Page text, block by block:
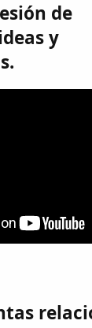
de
y